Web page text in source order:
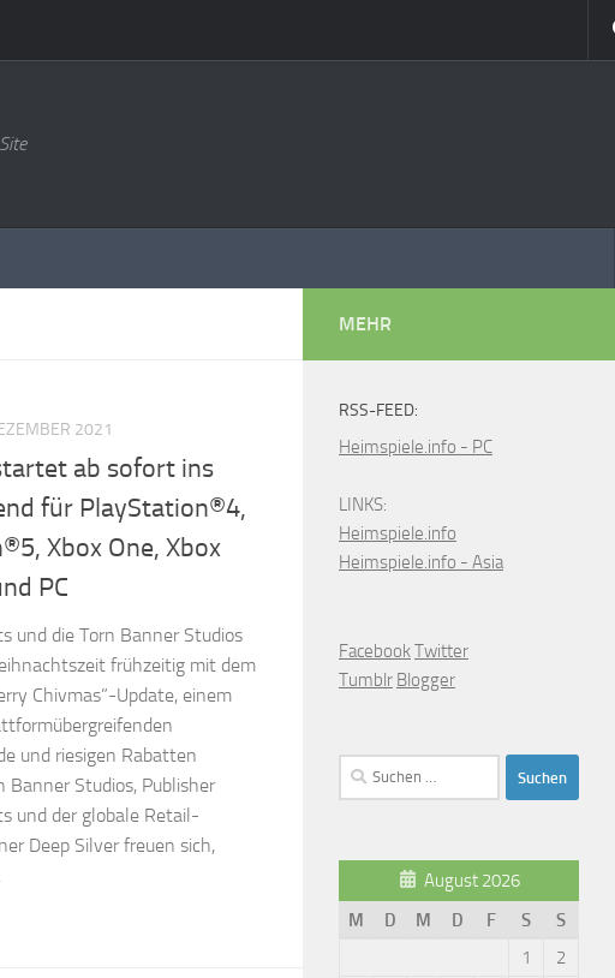
2021
ab sofort ins
für PlayStation®4,
Xbox One, Xbox
PC
und die Torn Banner Studios
frühzeitig mit dem
Chivmas”-Update, einem
und riesigen Rabatten
Banner Studios, Publisher
und der globale Retail-
Deep Silver freuen sich,
MEHR
RSS-FEED:
Heimspiele.info - PC
LINKS:
Heimspiele.info
Heimspiele.info - Asia
FacebookTwitter
Tumblr Blogger
Suchen
nach:
August 2026
M
D M D F S
S
1
2